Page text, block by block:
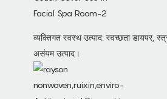
व्यक्तिगत स्वस्थ उत्पाद: स्वच्छता डायपर,
असंयम उत्पाद।